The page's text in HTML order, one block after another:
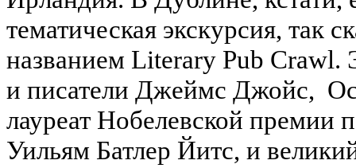
тематическая экскурсия, так
названием Literary Pub Crawl.
и писатели Джеймс Джойс,
лауреат Нобелевской премии
Уильям Батлер Йитс, и